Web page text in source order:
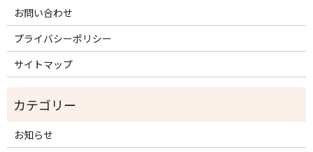
お問い合わせ
プライバシーポリシー
サイトマップ
お知らせ